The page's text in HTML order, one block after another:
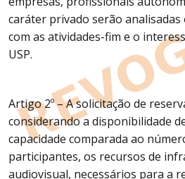
caráter privado serão
com as atividades-fim e o
USP.
Artigo 2º – A solicitação de
considerando a disponibilidade
capacidade comparada ao
participantes, os recursos de
audiovisual, necessários para a